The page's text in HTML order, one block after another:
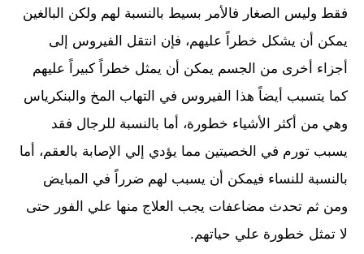
فقط وليس الصغار فالأمر بسيط بالنسبة لهم ولكن البالغين
يمكن أن يشكل خطراً عليهم، فإن انتقل الفيروس إلى
أجزاء أخرى من الجسم يمكن أن يمثل خطراً كبيراً عليهم
كما يتسبب أيضاً هذا الفيروس في التهاب المخ والبنكرياس
وهي من أكثر الأشياء خطورة، أما بالنسبة للرجال فقد
يسبب تورم في الخصيتين مما يؤدي إلي الإصابة بالعقم، أما
بالنسبة للنساء فيمكن أن يسبب لهم ضرراً في المبايض
ومن ثم تحدث مضاعفات يجب العلاج منها علي الفور حتى
لا تمثل خطورة علي حياتهم.